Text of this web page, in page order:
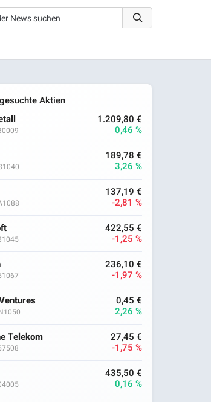
Aktien
1.209,80 €
0,46 %
189,78 €
3,26 %
137,19 €
-2,81 %
422,55 €
-1,25 %
236,10 €
-1,97 %
0,45 €
2,26 %
Telekom
27,45 €
-1,75 %
435,50 €
0,16 %